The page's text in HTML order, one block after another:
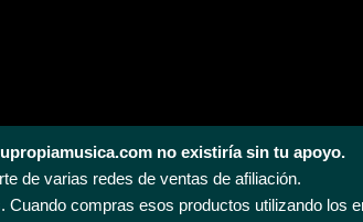
no existiría sin tu apoyo.
de varias redes de ventas de afiliación.
compras esos productos utilizando los